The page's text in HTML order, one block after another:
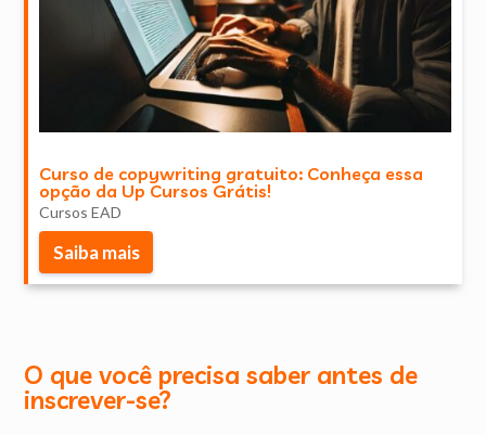
Curso de copywriting gratuito: Conheça essa
opção da Up Cursos Grátis!
Cursos EAD
Saiba mais
O que você precisa saber antes de
inscrever-se?